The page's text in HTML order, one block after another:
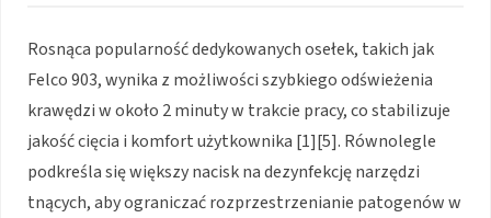
Rosnąca popularność dedykowanych osełek, takich jak
Felco 903, wynika z możliwości szybkiego odświeżenia
krawędzi w około 2 minuty w trakcie pracy, co stabilizuje
jakość cięcia i komfort użytkownika [1][5]. Równolegle
podkreśla się większy nacisk na dezynfekcję narzędzi
tnących, aby ograniczać rozprzestrzenianie patogenów w